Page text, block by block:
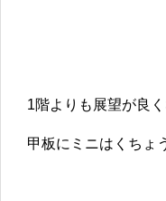
1階よりも展望が良
甲板にミニはくちょ